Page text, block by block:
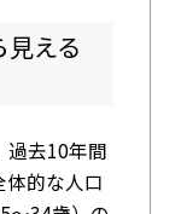
える
過去10年間
的な人口